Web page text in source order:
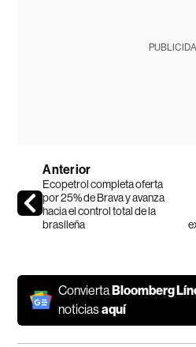
Anterior
Ecopetrol completa oferta
por 25% de Brava y avanza
hacia el control total de la
brasileña
ConviertaBloomberg
noticiasaquí